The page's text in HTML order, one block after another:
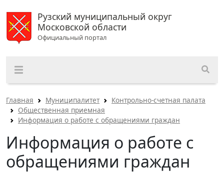
Рузский муниципальный округ
Московской области
Официальный портал
Главная Муниципалитет
Контрольно-счетная палата
Общественная приемная
Информация о работе с обращениями граждан
Информация о работе с
обращениями граждан